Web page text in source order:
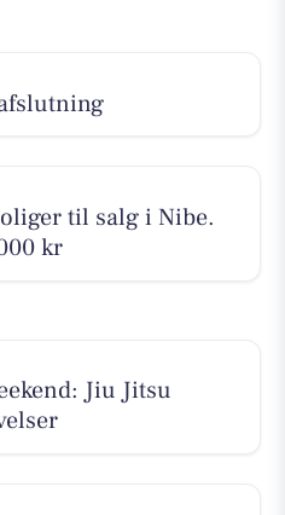
til salg i Nibe.
kr
Jiu Jitsu